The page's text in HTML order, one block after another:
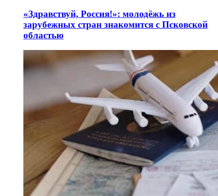
«Здравствуй, Россия!»: молодёжь из
зарубежных стран знакомится с Псковской
областью